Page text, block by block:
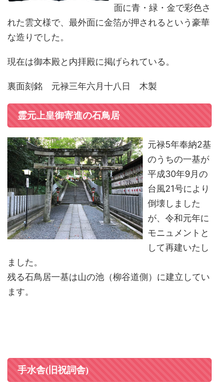
面に青・緑・金で彩色さ
れた雲文様で、最外面に金箔が押されるという豪華
な造りでした。
現在は御本殿と内拝殿に掲げられている。
裏面刻銘 元禄三年六月十八日 木製
霊元上皇御寄進の石鳥居
元禄5年奉納2基
のうちの一基が
平成30年9月の
台風21号により
倒壊しました
が、令和元年に
モニュメントと
して再建いたし
ました。
残る石鳥居一基は山の池（柳谷道側）に建立してい
ます。
手水舎(旧祝詞舎)